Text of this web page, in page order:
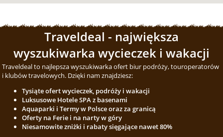
Traveldeal - największa
wyszukiwarka wycieczek i wakacji
Traveldeal to najlepsza wyszukiwarka ofert biur podróży, touroperatorów
i klubów travelowych. Dzięki nam znajdziesz:
Tysiąte ofert wycieczek, podróży i wakacji
Luksusowe Hotele SPA z basenami
Aquaparki i Termy w Polsce oraz za granicą
Oferty na Ferie i na narty w góry
Niesamowite zniżki i rabaty sięgające nawet 80%